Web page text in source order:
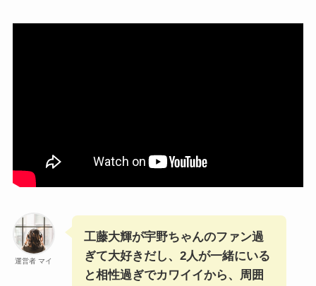
運営者 マイ
工藤大輝が宇野ちゃんのファン過
ぎて大好きだし、2人が一緒にいる
と相性過ぎでカワイイから、周囲